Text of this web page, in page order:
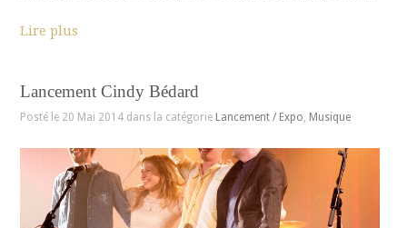
Lire plus
Lancement Cindy Bédard
Posté le 20 Mai 2014 dans la catégorie Lancement / Expo, Musique